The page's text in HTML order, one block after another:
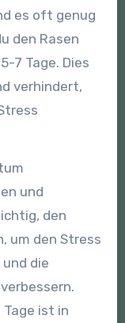
es oft genug
den Rasen
7 Tage. Dies
verhindert,
und
den
um den Stress
die
Tage ist in